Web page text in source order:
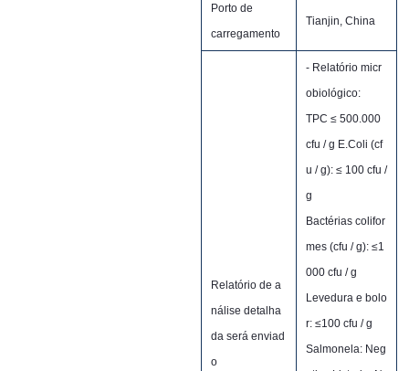
Porto de
carregamento
Tianjin, China
Relatório de a
nálise detalha
da será enviad
o
- Relatório micr
obiológico:
TPC ≤ 500.000
cfu / g E.Coli (cf
u / g): ≤ 100 cfu /
g
Bactérias colifor
mes (cfu / g): ≤1
000 cfu / g
Levedura e bolo
r: ≤100 cfu / g
Salmonela: Neg